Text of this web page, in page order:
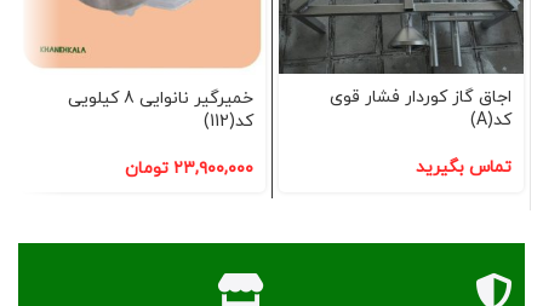
اجاق گاز کوردار فشار قوی
کد(A)
تماس بگیرید
خمیرگیر نانوایی 8 کیلویی
کد(112)
۲۳,۹۰۰,۰۰۰ تومان